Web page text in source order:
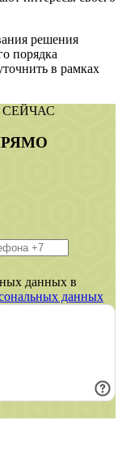
решения
порядка
в рамках
данных в
данных